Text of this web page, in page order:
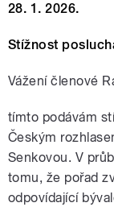
28. 1. 2026.
Stížnost
Vážení členové
tímto podávám
Českým
Senkovou. V
tomu, že pořad
odpovídající